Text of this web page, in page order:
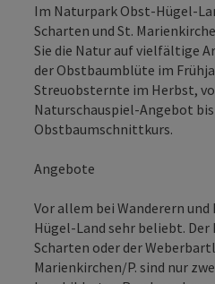
Im Naturpark Obst-Hügel-
Scharten und St.
Sie die Natur auf vielfältige
der Obstbaumblüte im
Streuobsternte im Herbst,
Naturschauspiel-Angebot
Obstbaumschnittkurs.
Angebote
Vor allem bei Wanderern
Hügel-Land sehr beliebt.
Scharten oder der
Marienkirchen/P. sind nur